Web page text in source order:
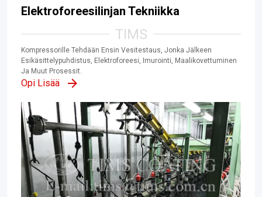
Elektroforeesilinjan Tekniikka
TIMS
Kompressorille Tehdään Ensin Vesitestaus, Jonka Jälkeen
Esikäsittelypuhdistus, Elektroforeesi, Imurointi, Maalikovettuminen
Ja Muut Prosessit.
Opi Lisää